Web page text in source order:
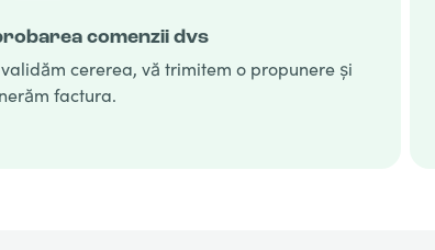
comenzii dvs
cererea, vă trimitem o propunere și
factura.